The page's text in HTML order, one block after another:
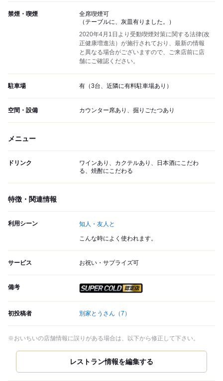
禁煙・喫煙
全席喫煙可
（テーブルに、灰皿有りました。）
2020年4月1日より受動喫煙対策に関する法律(改
正健康増進法）が施行されており、最新の情報
と異なる場合がございますので、ご来店前に店
舗にご確認ください。
駐車場 有（3台、近隣に有料駐車場あり）
空間・設備 カウンター席あり、掘りごたつあり
メニュー
ドリンク
ワインあり、カクテルあり、日本酒にこだわ
る、焼酎にこだわる
特徴・関連情報
利用シーン 知人・友人と
こんな時によく使われます。
サービス お祝い・サプライズ可
備考
初投稿者 別家とうさん （7）
※おいちいの店舗情報に誤りがある場合は、以下から修正して下さい。